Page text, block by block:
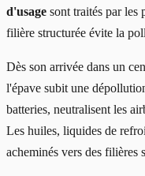
d'usage sont traités par les
filière structurée évite la
Dès son arrivée dans un
l'épave subit une
batteries, neutralisent les
Les huiles, liquides de
acheminés vers des filières